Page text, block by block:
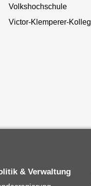
Volkshochschule
Victor-Klemperer-Kolleg
& Verwaltung